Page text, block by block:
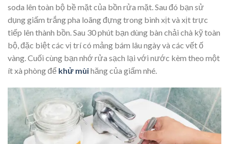
soda lên toàn bộ bề mặt của bồn rửa mặt. Sau đó bạn sử
dụng giấm trắng pha loãng đựng trong bình xịt và xịt trực
tiếp lên thành bồn. Sau 30 phút bạn dùng bàn chải chà kỹ toàn
bộ, đặc biệt các vị trí có mảng bám lâu ngày và các vết ố
vàng. Cuối cùng bạn nhớ rửa sạch lại với nước kèm theo một
ít xà phòng để khử mùihăng của giấm nhé.